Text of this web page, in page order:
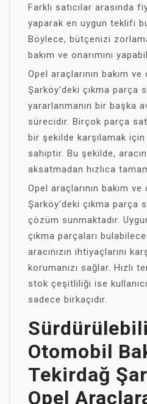
Farklı satıcılar arasında
yaparak en uygun teklifi
Böylece, bütçenizi
bakım ve onarımını
Opel araçlarının bakım ve
Şarköy'deki çıkma parça
yararlanmanın bir başka
sürecidir. Birçok parça
bir şekilde karşılamak
sahiptir. Bu şekilde,
aksatmadan hızlıca
Opel araçlarının bakım ve
Şarköy'deki çıkma parça
çözüm sunmaktadır.
çıkma parçaları
aracınızın ihtiyaçlarını
korumanızı sağlar. Hızlı
stok çeşitliliği ise
sadece birkaçıdır.
Otomobil
Tekirdağ
Opel